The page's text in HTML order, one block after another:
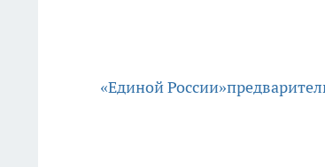
«Единой России»